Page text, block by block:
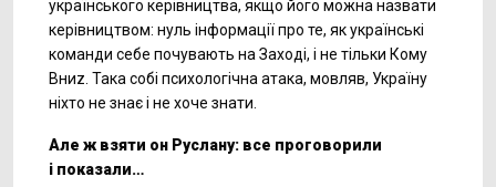
українського керівництва, якщо його можна назвати
керівництвом: нуль інформації про те, як українські
команди себе почувають на Заході, і не тільки Кому
Вниz. Така собі психологічна атака, мовляв, Україну
ніхто не знає і не хоче знати.
Але ж взяти он Руслану: все проговорили
і показали…